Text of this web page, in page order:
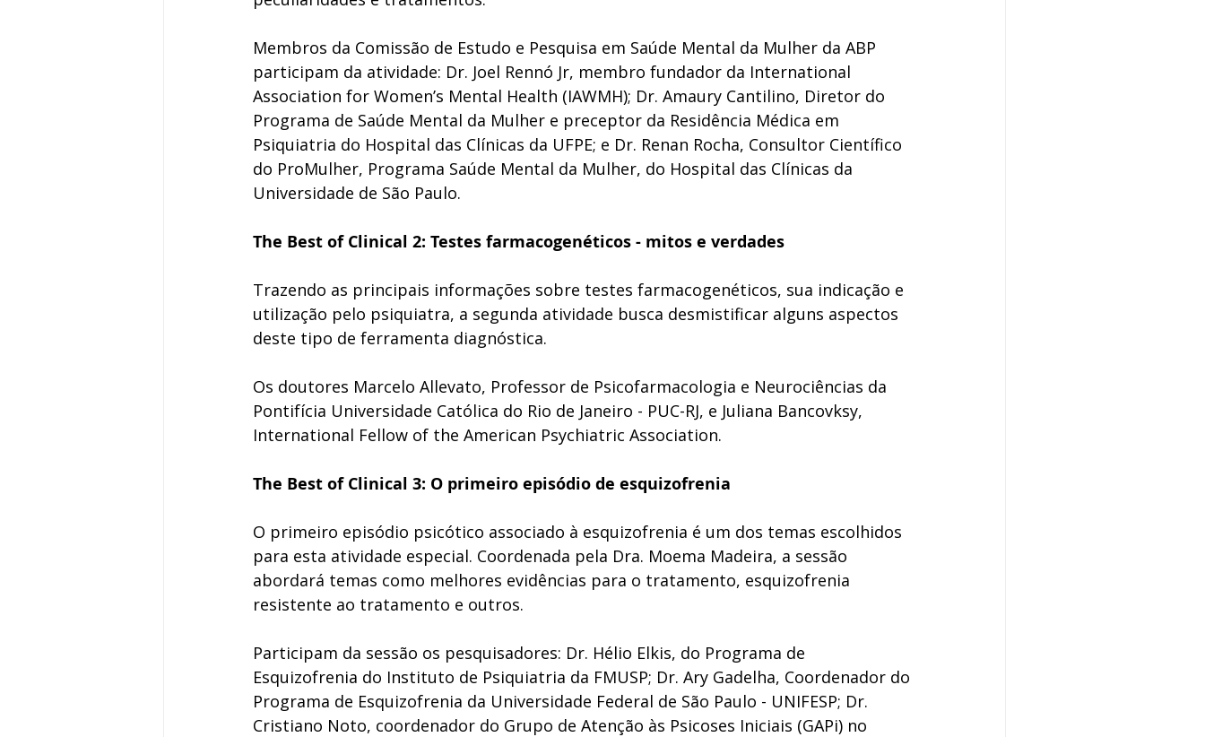
Membros da Comissão de Estudo e Pesquisa em Saúde Mental da Mulher da ABP
participam da atividade: Dr. Joel Rennó Jr, membro fundador da International
Association for Women’s Mental Health (IAWMH); Dr. Amaury Cantilino, Diretor do
Programa de Saúde Mental da Mulher e preceptor da Residência Médica em
Psiquiatria do Hospital das Clínicas da UFPE; e Dr. Renan Rocha, Consultor Científico
do ProMulher, Programa Saúde Mental da Mulher, do Hospital das Clínicas da
Universidade de São Paulo.
The Best of Clinical 2: Testes farmacogenéticos - mitos e verdades
Trazendo as principais informações sobre testes farmacogenéticos, sua indicação e
utilização pelo psiquiatra, a segunda atividade busca desmistificar alguns aspectos
deste tipo de ferramenta diagnóstica.
Os doutores Marcelo Allevato, Professor de Psicofarmacologia e Neurociências da
Pontifícia Universidade Católica do Rio de Janeiro - PUC-RJ, e Juliana Bancovksy,
International Fellow of the American Psychiatric Association.
The Best of Clinical 3: O primeiro episódio de esquizofrenia
O primeiro episódio psicótico associado à esquizofrenia é um dos temas escolhidos
para esta atividade especial. Coordenada pela Dra. Moema Madeira, a sessão
abordará temas como melhores evidências para o tratamento, esquizofrenia
resistente ao tratamento e outros.
Participam da sessão os pesquisadores: Dr. Hélio Elkis, do Programa de
Esquizofrenia do Instituto de Psiquiatria da FMUSP; Dr. Ary Gadelha, Coordenador do
Programa de Esquizofrenia da Universidade Federal de São Paulo - UNIFESP; Dr.
Cristiano Noto, coordenador do Grupo de Atenção às Psicoses Iniciais (GAPi) no